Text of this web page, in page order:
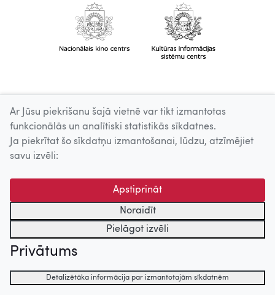
Ar Jūsu piekrišanu šajā vietnē var tikt izmantotas
funkcionālās un analītiski statistikās sīkdatnes.
Ja piekrītat šo sīkdatņu izmantošanai, lūdzu, atzīmējiet
savu izvēli:
Apstiprināt
Noraidīt
Pielāgot izvēli
Privātums
Detalizētāka informācija par izmantotajām sīkdatnēm